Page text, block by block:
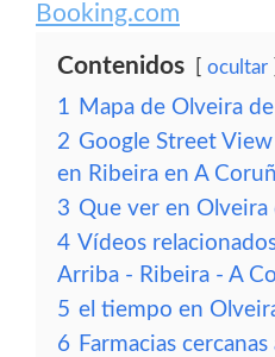
Booking.com
Contenidos ocultar
1 Mapa de Olveira
2 Google Street
en Ribeira en A
3 Que ver en Olveira
4 Vídeos
Arriba - Ribeira - A
5 el tiempo en
6 Farmacias